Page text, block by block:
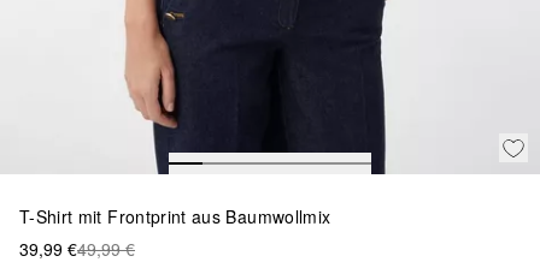
T-Shirt mit Frontprint aus Baumwollmix
39,99 €49,99 €